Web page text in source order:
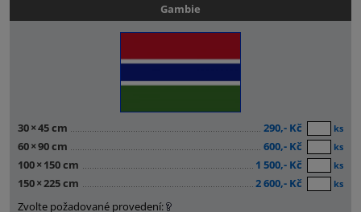
Gambie
30×45 cm 290,- Kč ks
60×90 cm 600,- Kč ks
100× 150 cm 1 500,- Kč ks
150×225 cm 2 600,- Kč ks
Zvolte požadované provedení: